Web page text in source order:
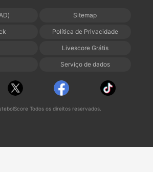
Sitemap
Política de Privacidade
Livescore Grátis
Serviço de dados
Todos os direitos reservados.